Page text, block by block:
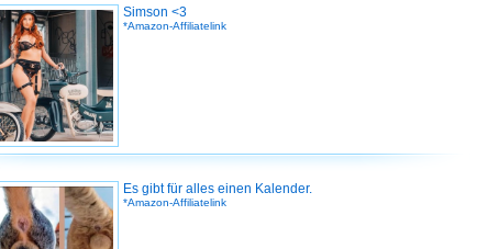
Simson <3
*Amazon-Affiliatelink
Es gibt für alles einen Kalender.
*Amazon-Affiliatelink